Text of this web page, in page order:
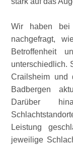
Wir haben bei
nachgefragt,
Betroffenheit
unterschiedlich.
Crailsheim und
Badbergen
Darüber
Leistung
jeweilige